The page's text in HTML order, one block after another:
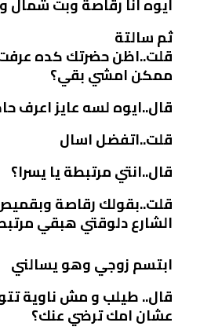
ايوه انا رقاصة وبت
ثم سالتة
قلت..اظن حضرتك كده
ممكن امشي بقي؟
قال..ايوه لسه عايز اعرف
قلت..اتفضل اسال
قال..انتي مرتبطة يا يسرا؟
قلت..بقولك رقاصة
الشارع دلوقتي هبقي
ابتسم زوجي وهو يسالني
قال.. طيلب و مش ناوية
عشان امك ترضي عنك؟